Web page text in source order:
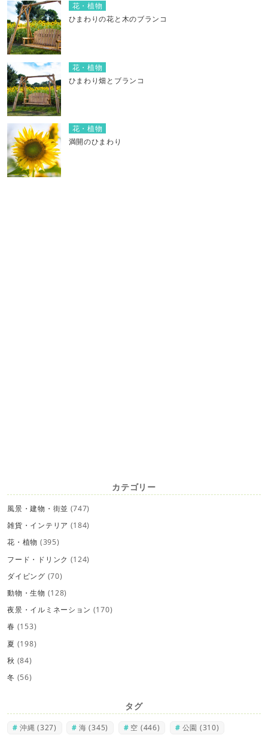
花・植物
ひまわりの花と木のブランコ
花・植物
ひまわり畑とブランコ
花・植物
満開のひまわり
カテゴリー
風景・建物・街並 (747)
雑貨・インテリア (184)
花・植物 (395)
フード・ドリンク (124)
ダイビング (70)
動物・生物 (128)
夜景・イルミネーション (170)
春 (153)
夏 (198)
秋 (84)
冬 (56)
タグ
沖縄 (327) 海 (345) 空 (446) 公園 (310)